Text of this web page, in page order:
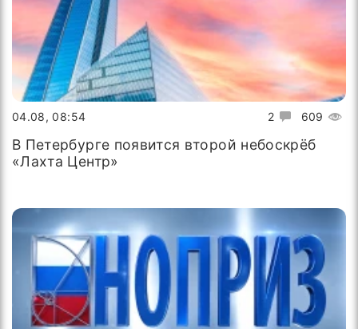
2 609
04.08, 08:54
В Петербурге появится второй небоскрёб
«Лахта Центр»